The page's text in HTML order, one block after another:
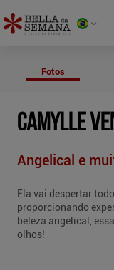
Fotos
CAMYLLE
Angelical e
Ela vai despertar
proporcionando
beleza angelical,
olhos!